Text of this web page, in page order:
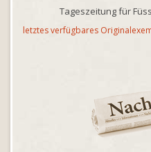
Tageszeitung für
letztes verfügbares